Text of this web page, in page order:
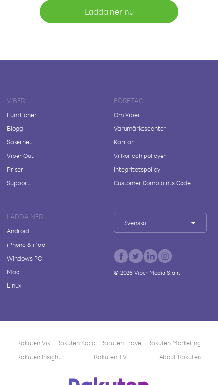
Ladda ner nu
VIBER
Funktioner
Blogg
Säkerhet
Viber Out
Priser
Support
FÖRETAG
Om Viber
Varumärkescenter
Karriär
Villkor och policyer
Integritetspolicy
Customer Complaints Code
LADDA NER
Android
iPhone & iPad
Windows PC
Mac
Linux
Svenska
© 2026Viber Media S.à r.l.
Rakuten Viki Rakuten Kobo Rakuten Travel
Rakuten Marketing
Rakuten Insight
Rakuten TV About Rakuten